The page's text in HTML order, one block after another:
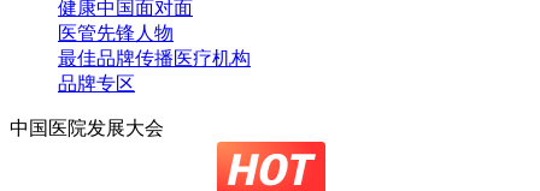
健康中国面对面
医管先锋人物
最佳品牌传播医疗机构
品牌专区
中国医院发展大会